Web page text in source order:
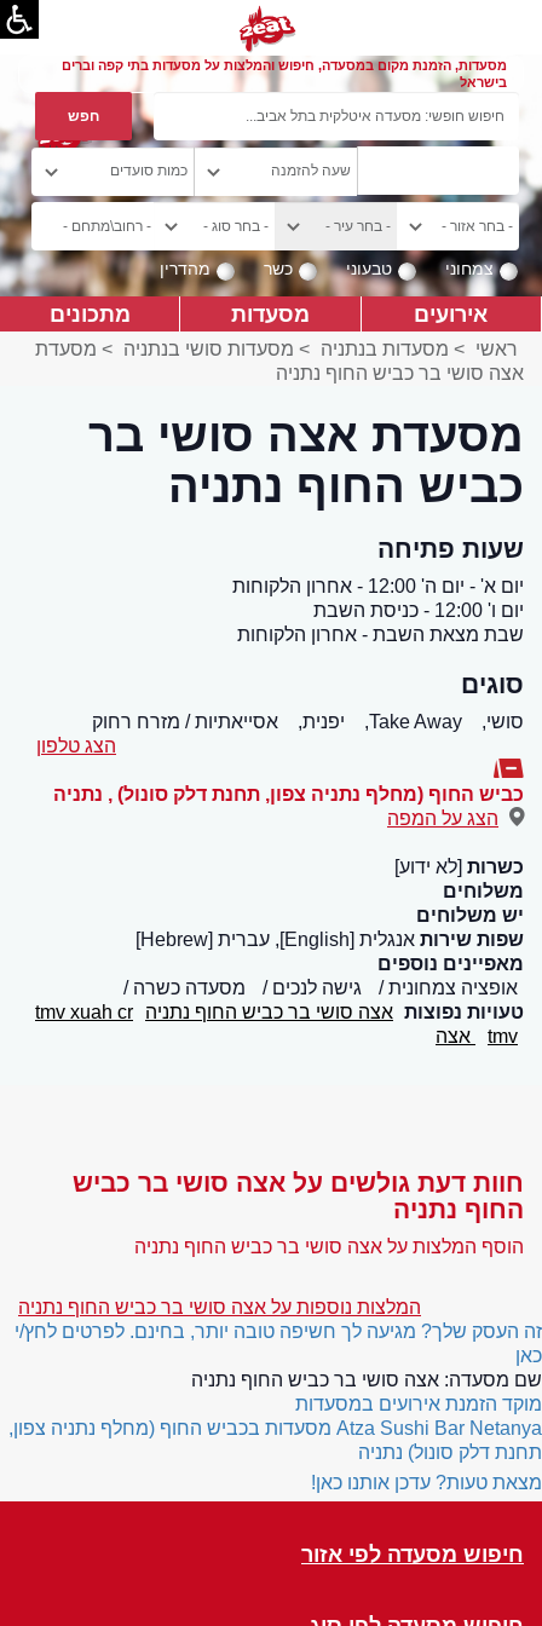
מסעדות, הזמנת מקום במסעדה, חיפוש והמלצות על מסעדות בתי קפה וברים
בישראל
צמחוני טבעוני כשר מהדרין
אירועים מסעדות מתכונים
ראשי > מסעדות בנתניה > מסעדות סושי בנתניה > מסעדת
אצה סושי בר כביש החוף נתניה
מסעדת אצה סושי בר
כביש החוף נתניה
שעות פתיחה
יום א' - יום ה' 12:00 - אחרון הלקוחות
יום ו' 12:00 - כניסת השבת
שבת מצאת השבת - אחרון הלקוחות
סוגים
סושי, Take Away, יפנית,
אסייאתיות / מזרח רחוק
הצג טלפון
כביש החוף (מחלף נתניה צפון, תחנת דלק סונול) , נתניה
הצג על המפה
כשרות [לא ידוע]
משלוחים
יש משלוחים
שפות שירות אנגלית [English], עברית [Hebrew]
מאפיינים נוספים
אופציה צמחונית
גישה לנכים
מסעדה כשרה
טעויות נפוצות אצה סושי בר כביש החוף נתניה
tmv xuah cr
tmv
אצה
חוות דעת גולשים על אצה סושי בר כביש
החוף נתניה
הוסף המלצות על אצה סושי בר כביש החוף נתניה
המלצות נוספות על אצה סושי בר כביש החוף נתניה
זה העסק שלך? מגיעה לך חשיפה טובה יותר, בחינם. לפרטים לחץ/י
כאן
שם מסעדה: אצה סושי בר כביש החוף נתניה
מוקד הזמנת אירועים במסעדות
Atza Sushi Bar Netanya מסעדות בכביש החוף (מחלף נתניה צפון,
תחנת דלק סונול) נתניה
מצאת טעות? עדכן אותנו כאן!
חיפוש מסעדה לפי אזור